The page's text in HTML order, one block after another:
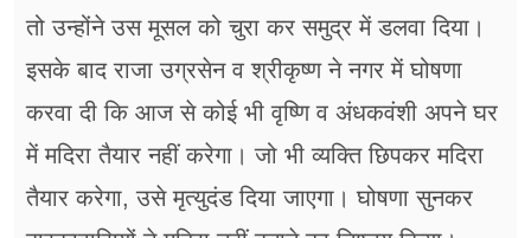
तो उन्होंने उस मूसल को चुरा कर समुद्र में डलवा दिया।
इसके बाद राजा उग्रसेन व श्रीकृष्ण ने नगर में घोषणा
करवा दी कि आज से कोई भी वृष्णि व अंधकवंशी अपने घर
में मदिरा तैयार नहीं करेगा। जो भी व्यक्ति छिपकर मदिरा
तैयार करेगा, उसे मृत्युदंड दिया जाएगा। घोषणा सुनकर